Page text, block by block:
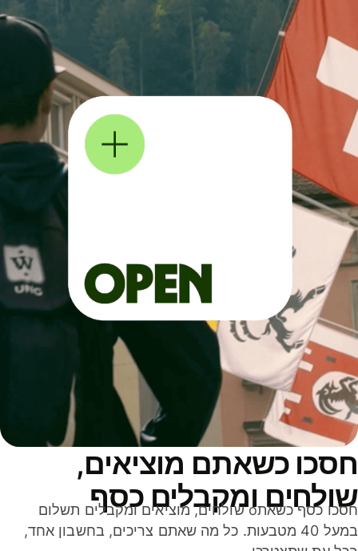
כשאתם מוציאים,
ומקבלים כסף
חסכו כסף כשאתo שולחים, מוציאים ומקבלים תשלום
במעל 40 מטבעות. כל מה שאתם צריכים, בחשבון אחד,